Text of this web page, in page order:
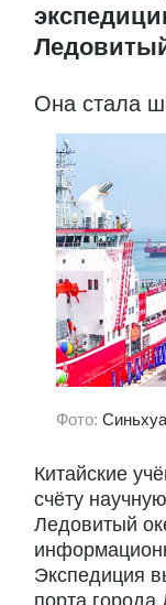
Она стала
Фото: Синьхуа
Китайские
счёту
Ледовитый
Экспедиция